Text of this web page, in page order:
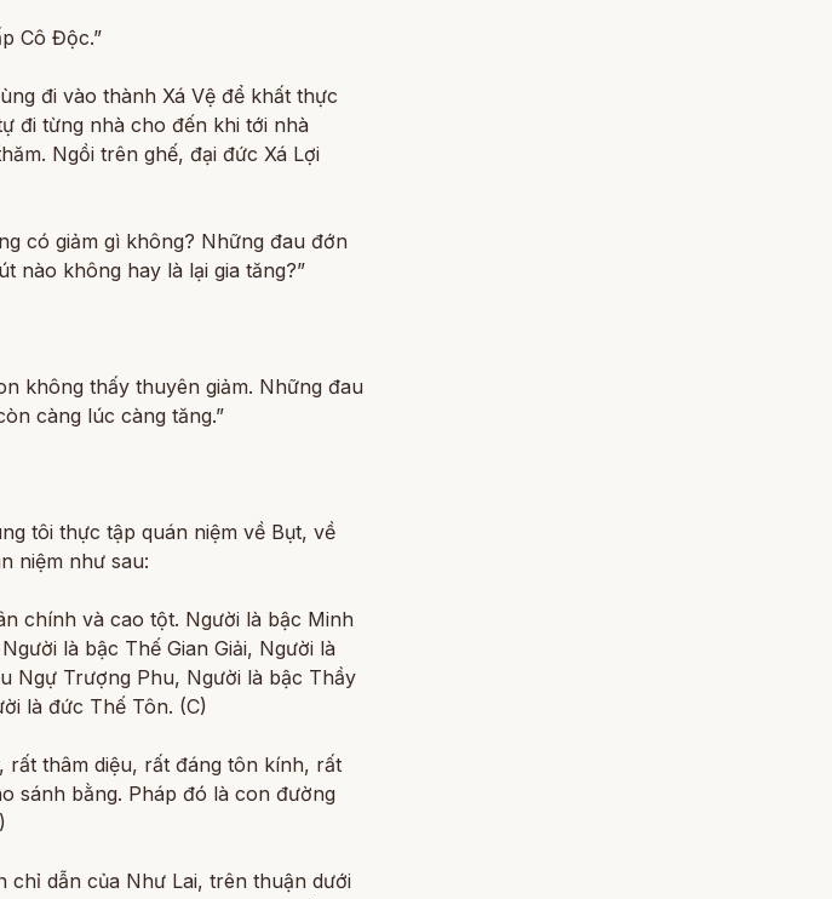
Cô Độc.”
đi vào thành Xá Vệ để khất thực
đi từng nhà cho đến khi tới nhà
Ngồi trên ghế, đại đức Xá Lợi
có giảm gì không? Những đau đớn
nào không hay là lại gia tăng?”
không thấy thuyên giảm. Những đau
càng lúc càng tăng.”
tôi thực tập quán niệm về Bụt, về
niệm như sau:
chính và cao tột. Người là bậc Minh
là bậc Thế Gian Giải, Người là
Ngự Trượng Phu, Người là bậc Thầy
là đức Thế Tôn. (C)
rất thâm diệu, rất đáng tôn kính, rất
sánh bằng. Pháp đó là con đường
chỉ dẫn của Như Lai, trên thuận dưới